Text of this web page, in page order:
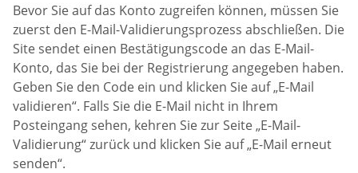
Bevor Sie auf das Konto zugreifen können, müssen Sie
zuerst den E-Mail-Validierungsprozess abschließen. Die
Site sendet einen Bestätigungscode an das E-Mail-
Konto, das Sie bei der Registrierung angegeben haben.
Geben Sie den Code ein und klicken Sie auf „E-Mail
validieren“. Falls Sie die E-Mail nicht in Ihrem
Posteingang sehen, kehren Sie zur Seite „E-Mail-
Validierung“ zurück und klicken Sie auf „E-Mail erneut
senden“.